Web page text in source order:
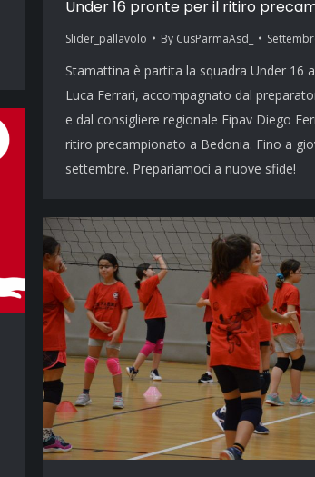
Under 16 pronte per il ritiro
Slider_pallavolo By CusParmaAsd_
Stamattina è partita la squadra Under 16
Luca Ferrari, accompagnato dal
e dal consigliere regionale Fipav Diego
ritiro precampionato a Bedonia. Fino a
settembre. Prepariamoci a nuove sfide!